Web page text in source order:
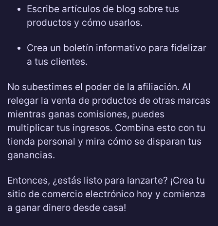
Escribe artículos de blog sobre tus
productos y cómo usarlos.
Crea un boletín informativo para fidelizar
a tus clientes.
No subestimes el poder de la afiliación. Al
relegar la venta de productos de otras marcas
mientras ganas comisiones, puedes
multiplicar tus ingresos. Combina esto con tu
tienda personal y mira cómo se disparan tus
ganancias.
Entonces, ¿estás listo para lanzarte? ¡Crea tu
sitio de comercio electrónico hoy y comienza
a ganar dinero desde casa!